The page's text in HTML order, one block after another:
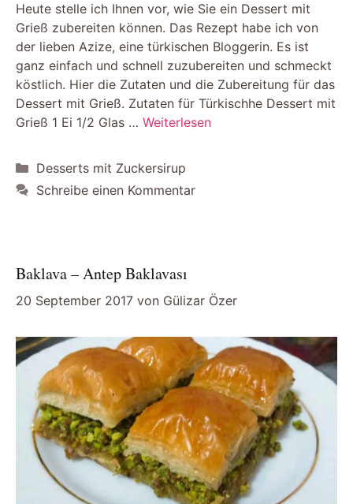
Heute stelle ich Ihnen vor, wie Sie ein Dessert mit
Grieß zubereiten können. Das Rezept habe ich von
der lieben Azize, eine türkischen Bloggerin. Es ist
ganz einfach und schnell zuzubereiten und schmeckt
köstlich. Hier die Zutaten und die Zubereitung für das
Dessert mit Grieß. Zutaten für Türkischhe Dessert mit
Grieß 1 Ei 1/2 Glas … Weiterlesen
Kategorien
Desserts mit Zuckersirup
Schreibe einen Kommentar
Baklava – Antep Baklavası
20 September 2017 von Gülizar Özer